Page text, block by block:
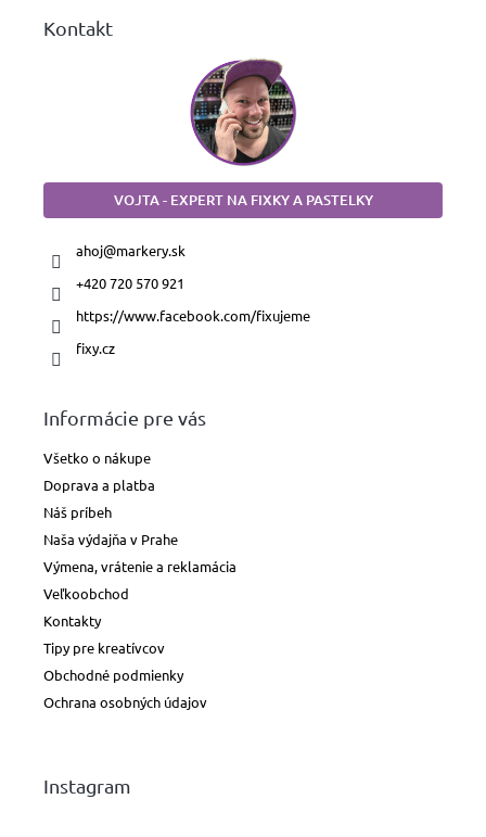
Kontakt
VOJTA - EXPERT NA FIXKY A PASTELKY
ahoj@markery.sk
+420 720 570 921
https://www.facebook.com/fixujeme
fixy.cz
Informácie pre vás
Všetko o nákupe
Doprava a platba
Náš príbeh
Naša výdajňa v Prahe
Výmena, vrátenie a reklamácia
Veľkoobchod
Kontakty
Tipy pre kreatívcov
Obchodné podmienky
Ochrana osobných údajov
Instagram